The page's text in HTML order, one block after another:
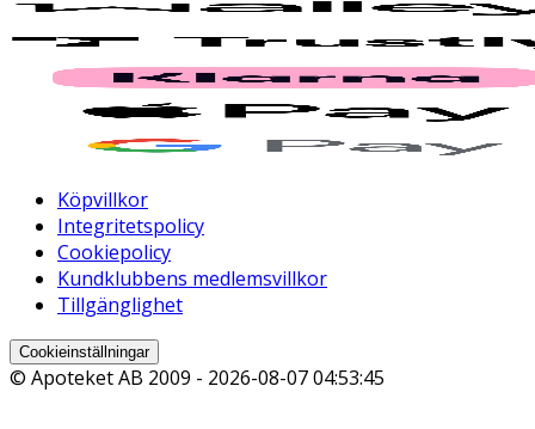
Köpvillkor
Integritetspolicy
Cookiepolicy
Kundklubbens medlemsvillkor
Tillgänglighet
Cookieinställningar
© Apoteket AB 2009 - 2026-08-07 04:53:45